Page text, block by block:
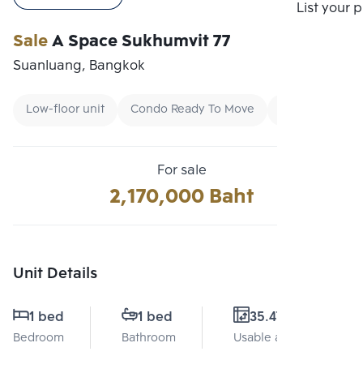
List your
SaleA Space Sukhumvit 77
Suanluang, Bangkok
Low-floor unit Condo Ready To Move
For sale
2,170,000 Baht
Unit Details
1 bed
Bedroom
1 bed
Bathroom
35.47 Sq.m.
Usable area